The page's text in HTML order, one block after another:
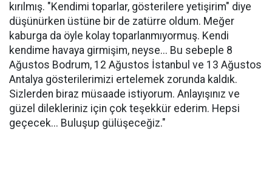
kırılmış. "Kendimi toparlar, gösterilere yetişirim" diye
düşünürken üstüne bir de zatürre oldum. Meğer
kaburga da öyle kolay toparlanmıyormuş. Kendi
kendime havaya girmişim, neyse... Bu sebeple 8
Ağustos Bodrum, 12 Ağustos İstanbul ve 13 Ağustos
Antalya gösterilerimizi ertelemek zorunda kaldık.
Sizlerden biraz müsaade istiyorum. Anlayışınız ve
güzel dilekleriniz için çok teşekkür ederim. Hepsi
geçecek... Buluşup gülüşeceğiz."